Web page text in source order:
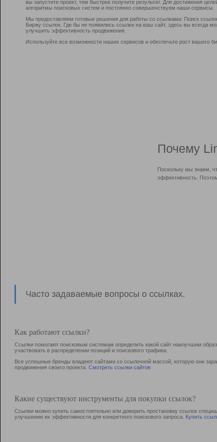
вы запустите проект, тем быстрее получите результат. Для достижения
алгоритмы поисковых систем и постоянно совершенствуем наши сервисы.
Мы предоставляем готовые решения для работы со ссылками: Поиск
Биржу ссылок. Где бы не появились ссылки на ваш сайт, здесь вы всегда
улучшить эффективность продвижения.
Используйте все возможности наших сервисов и обеспечьте рост вашего
Почему
Поскольку мы знаем,
эффективность.
Часто задаваемые вопросы о ссылках.
Как работают ссылки?
Ссылки помогают поисковым системам определить какой сайт наилучшим
участвовать в раcпределении позиций и поискового трафика.
Все успешные бренды владеют сайтами со ссылочной массой, которую они
продвижения своего проекта. Смотреть ссылки сайтов
Какие существуют инструменты для покупки ссылок?
Ссылки можно купить самостоятельно или доверить простановку ссылок
улучшению их эффективности для конкретного поискового запроса. Купить